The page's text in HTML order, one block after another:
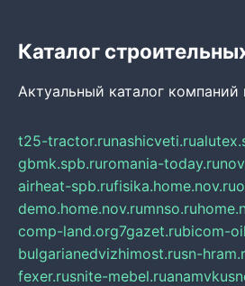
Каталог
Актуальный каталог компаний
t25-tractor.runashicveti.ru
gbmk.spb.ruromania-today.ru
airheat-spb.rufisika.home.nov.ru
demo.home.nov.rumnso.ru
comp-land.org7gazet.rubicom-
bulgarianedvizhimost.rusn-
fexer.rusnite-mebel.ru